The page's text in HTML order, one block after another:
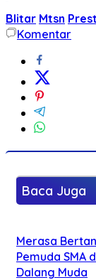
Blitar Mtsn
Komentar
Baca Juga
Merasa
Pemuda SMA
Dalang Muda